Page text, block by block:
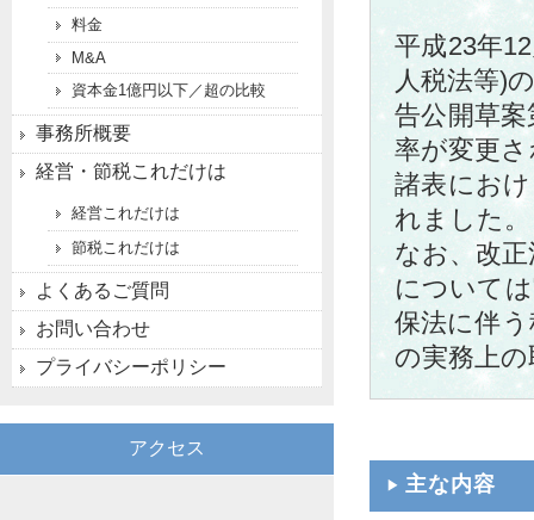
平成23年
人税法等)
告公開草
率が変更
諸表にお
れました。
なお、改
について
保法に伴
の実務上
主な内容
料金
M&A
資本金1億円以下／超の比較
事務所概要
経営・節税これだけは
経営これだけは
節税これだけは
よくあるご質問
お問い合わせ
プライバシーポリシー
アクセス